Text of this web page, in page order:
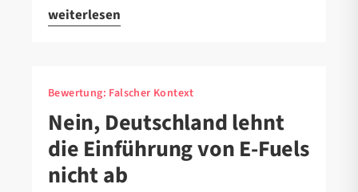
weiterlesen
Bewertung: Falscher Kontext
Nein, Deutschland lehnt
die Einführung von E-Fuels
nicht ab